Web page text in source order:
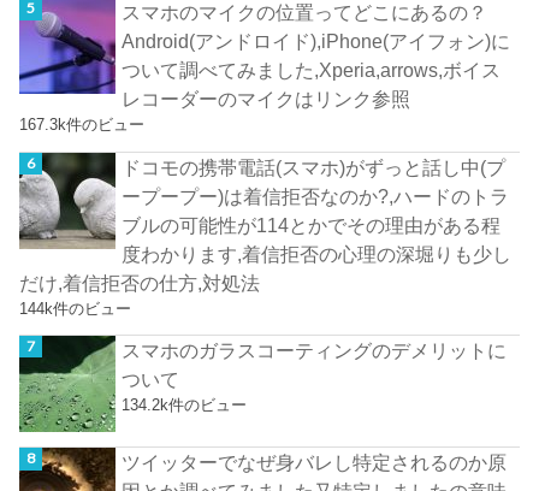
スマホのマイクの位置ってどこにあるの？
Android(アンドロイド),iPhone(アイフォン)に
ついて調べてみました,Xperia,arrows,ボイス
レコーダーのマイクはリンク参照
167.3k件のビュー
ドコモの携帯電話(スマホ)がずっと話し中(プ
ープープー)は着信拒否なのか?,ハードのトラ
ブルの可能性が114とかでその理由がある程
度わかります,着信拒否の心理の深堀りも少し
だけ,着信拒否の仕方,対処法
144k件のビュー
スマホのガラスコーティングのデメリットに
ついて
134.2k件のビュー
ツイッターでなぜ身バレし特定されるのか原